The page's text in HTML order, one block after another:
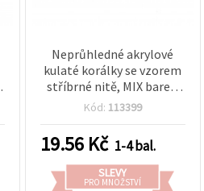
Neprůhledné akrylové
kulaté korálky se vzorem
stříbrné nitě, MIX barev,
9,5×7 mm, otvor 5 mm –
Kód: 113399
19.56 Kč 1-4 bal.
SLEVY
PRO MNOŽSTVÍ